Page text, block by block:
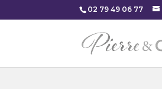
02 79 49 06 77